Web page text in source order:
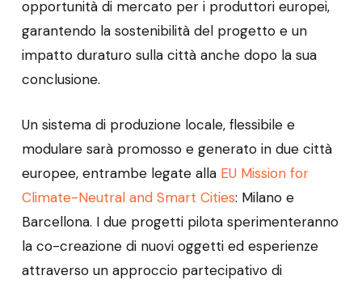
opportunità di mercato per i produttori europei,
garantendo la sostenibilità del progetto e un
impatto duraturo sulla città anche dopo la sua
conclusione.
Un sistema di produzione locale, flessibile e
modulare sarà promosso e generato in due città
europee, entrambe legate alla EU Mission for
Climate-Neutral and Smart Cities: Milano e
Barcellona. I due progetti pilota sperimenteranno
la co-creazione di nuovi oggetti ed esperienze
attraverso un approccio partecipativo di